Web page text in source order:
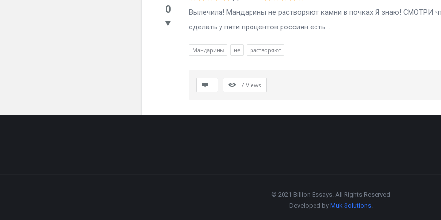
0
Вылечила! Мандарины не растворяют камни в почках Я знаю! СМОТРИ
сделать у пяти процентов россиян есть ...
Мандарины не растворяют
7Views
© 2021 Billion Essays. All Rights Reserved
Developed by Muk Solutions.